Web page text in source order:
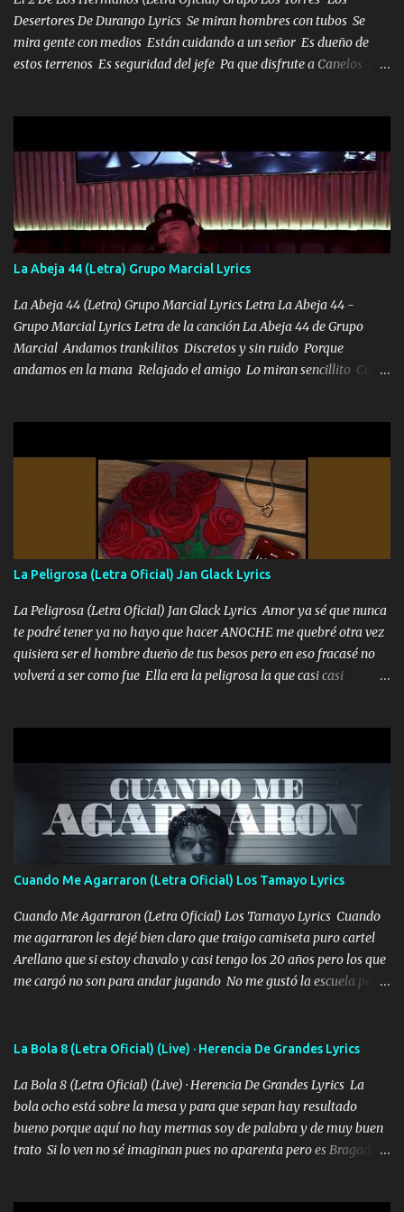
Desertores De Durango Lyrics Se miran hombres con tubos Se
mira gente con medios Están cuidando a un señor Es dueño de
estos terrenos Es seguridad del jefe Pa que disfrute a Canelos Es
ni tampoco las mujeres porque es platica de grandes por eso hay
que estar alegres doy las instrucciones para atender los deberes
Música Si es que salta algún problema de confianza tengo gente
ahí está el Hombre Cuarenta y también Pariente 7 arreglan
cualquier problema no más es cuestión que ordené NOS HACE
FALTA UN HERMANO DE CLAVE ERA EL 24 SIEMPRE FUE UN
HOMBRE VALIENTE POR ALGO M'URIÓ PELEAND0 SIEMPRE
VIO POR LA FAMILIA PARA QUE SIGA EL LEGADO Es el DOS de
los HERMANOS un cerebro inteligente y com...
La Abeja 44 (Letra) Grupo Marcial Lyrics
La Abeja 44 (Letra) Grupo Marcial Lyrics Letra La Abeja 44 -
Grupo Marcial Lyrics Letra de la canción La Abeja 44 de Grupo
Marcial Andamos trankilitos Discretos y sin ruido Porque
andamos en la mana Relajado el amigo Lo miran sencillito Con
coronamos Se jala los marciales Y sus guitarras ya van sonando
Un gallardo me prendo Para agarrar el vuelo y la mente y
tranquilizando Tomense un buen trago Y así es como empezamos
los versos que voy cantando (Music) A vido alta y bajas La carreta
se atora Pero nunca le aflojamos Ya me han pasado cosas Y
aunque ustedes no sepan Pero la vida es muy corta Hay que
echarle chingazos Y seguir trabajando porque nada es...
La Peligrosa (Letra Oficial) Jan Glack Lyrics
La Peligrosa (Letra Oficial) Jan Glack Lyrics Amor ya sé que nunca
te podré tener ya no hayo que hacer ANOCHE me quebré otra vez
quisiera ser el hombre dueño de tus besos pero en eso fracasé no
volverá a ser como fue Ella era la peligrosa la que casi casi
Música Amar me duele estoy rodeado de mujeres pero solo
quieren billetes y yo que solo ocupo verte Recuerdo echábamos
pasión en la troca tus labios besándome yo quitándote la ropa no
quiero que sea nunca con otra yo quiero llevarte a la Luna y si
quieres en ese momento te pido que seas mi esposa Chingada
madre no quiero dejar de tenerte no ayuda la p'uta loquera y al
chile quisiera ser menos de ti dependiente la pinche tristeza me
encierra princesa tu sabes que nunca saldras de mi mente Ella era
la peligro...
Cuando Me Agarraron (Letra Oficial) Los Tamayo Lyrics
Cuando Me Agarraron (Letra Oficial) Los Tamayo Lyrics Cuando
me agarraron les dejé bien claro que traigo camiseta puro cartel
Arellano que si estoy chavalo y casi tengo los 20 años pero los que
me cargó no son para andar jugando No me gustó la escuela pero
firme el legado que si como me llamó varios ya se han preguntado
fajado y mi R terciado me van a ver allá por TJ para un licenciado
mando un abrazo andamos al cien Choritas también Música
Ando en la colonia bien acelerado traigo un M2 que nunca me ha
fallado para mi compadre mandó un fuerte abrazo también al
La Bola 8 (Letra Oficial) (Live) · Herencia De Grandes Lyrics
La Bola 8 (Letra Oficial) (Live) · Herencia De Grandes Lyrics La
bola ocho está sobre la mesa y para que sepan hay resultado
bueno porque aquí no hay mermas soy de palabra y de muy buen
trato Si lo ven no sé imaginan pues no aparenta pero es Bragado a